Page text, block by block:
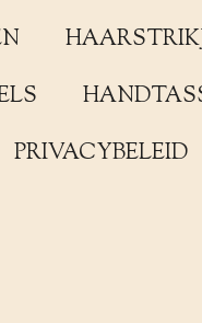
PRIVACYBELEID